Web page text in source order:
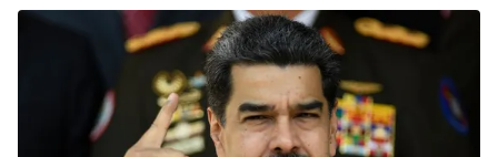
Email:toasoan@vtv.vn
Liên hệ quảng cáo:024-7300.7108